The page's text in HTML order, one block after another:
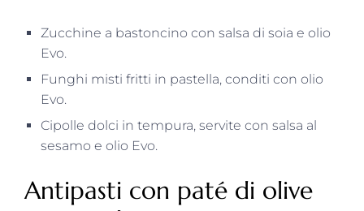
Zucchine a bastoncino con salsa di soia e olio
Evo.
Funghi misti fritti in pastella, conditi con olio
Evo.
Cipolle dolci in tempura, servite con salsa al
sesamo e olio Evo.
Antipasti con paté di olive